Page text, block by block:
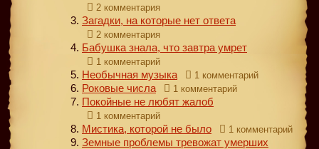
2 комментария
Загадки, на которые нет ответа
2 комментария
Бабушка знала, что завтра умрет
1 комментарий
Необычная музыка 1 комментарий
Роковые числа 1 комментарий
Покойные не любят жалоб
1 комментарий
Мистика, которой не было 1 комментарий
Земные проблемы тревожат умерших